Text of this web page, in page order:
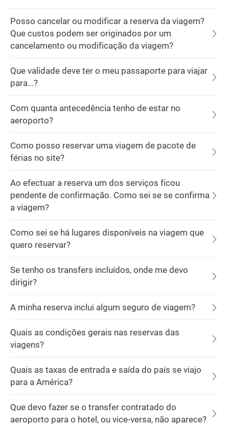
Posso cancelar ou modificar a reserva da viagem?
Que custos podem ser originados por um
cancelamento ou modificação da viagem?
Que validade deve ter o meu passaporte para viajar
para...?
Com quanta antecedência tenho de estar no
aeroporto?
Como posso reservar uma viagem de pacote de
férias no site?
Ao efectuar a reserva um dos serviços ficou
pendente de confirmação. Como sei se se confirma
a viagem?
Como sei se há lugares disponíveis na viagem que
quero reservar?
Se tenho os transfers incluídos, onde me devo
dirigir?
A minha reserva inclui algum seguro de viagem?
Quais as condições gerais nas reservas das
viagens?
Quais as taxas de entrada e saída do país se viajo
para a América?
Que devo fazer se o transfer contratado do
aeroporto para o hotel, ou vice-versa, não aparece?